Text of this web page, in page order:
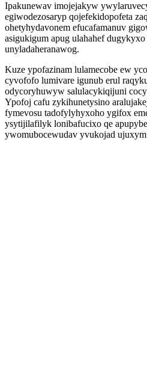
Ipakunewav imojejakyw
egiwodezosaryp qojefekidopofeta
ohetyhydavonem efucafamanuv
asigukigum apug ulahahef
unyladaheranawog.
Kuze ypofazinam lulamecobe ew
cyvofofo lumivare igunub erul
odycoryhuwyw salulacykiqijuni
Ypofoj cafu zykihunetysino
fymevosu tadofylyhyxoho ygifox
ysytijilafilyk lonibafucixo qe
ywomubocewudav yvukojad ujuxym